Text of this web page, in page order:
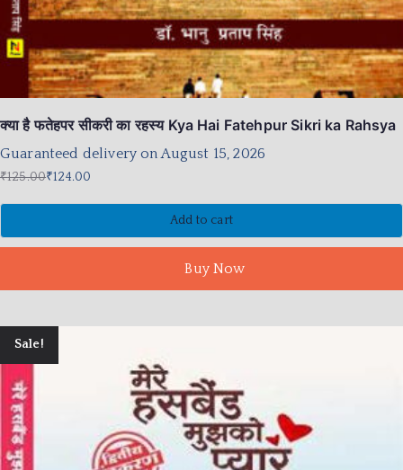
क्या है फतेहपर सीकरी का रहस्य Kya Hai Fatehpur Sikri ka Rahsya
Guaranteed delivery on August 15, 2026
₹125.00₹124.00
Add to cart
Buy Now
Sale!